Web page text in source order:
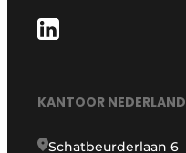
KANTOOR NEDERLAND
Schatbeurderlaan 6